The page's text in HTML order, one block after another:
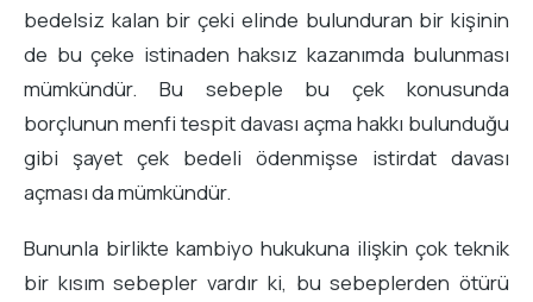
bedelsiz kalan bir çeki elinde bulunduran bir kişinin
de bu çeke istinaden haksız kazanımda bulunması
mümkündür. Bu sebeple bu çek konusunda
borçlunun menfi tespit davası açma hakkı bulunduğu
gibi şayet çek bedeli ödenmişse istirdat davası
açması da mümkündür.
Bununla birlikte kambiyo hukukuna ilişkin çok teknik
bir kısım sebepler vardır ki, bu sebeplerden ötürü